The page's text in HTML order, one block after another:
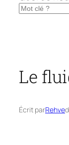
Rechercher
Le
Écrit parRehve